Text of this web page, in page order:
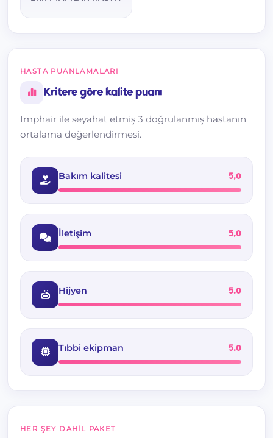
HASTA PUANLAMALARI
Kritere göre kalite puanı
Imphair ile seyahat etmiş 3 doğrulanmış hastanın
ortalama değerlendirmesi.
Bakım kalitesi 5,0
İletişim 5,0
Hijyen 5,0
Tıbbi ekipman 5,0
HER ŞEY DAHIL PAKET